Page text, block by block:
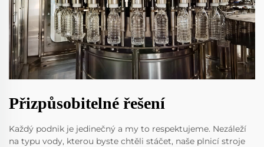
Přizpůsobitelné řešení
Každý podnik je jedinečný a my to respektujeme. Nezáleží
na typu vody, kterou byste chtěli stáčet, naše plnicí stroje